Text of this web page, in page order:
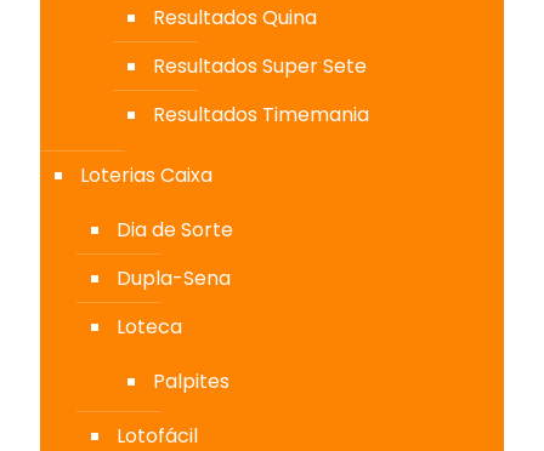
Resultados Quina
Resultados Super Sete
Resultados Timemania
Loterias Caixa
Dia de Sorte
Dupla-Sena
Loteca
Palpites
Lotofácil